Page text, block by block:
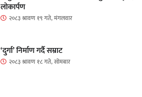
लोकार्पण
२०८३ श्रावण १९ गते, मंगलवार
‘दुर्गा’ निर्माण गर्दै सम्राट
२०८३ श्रावण १८ गते, सोमबार